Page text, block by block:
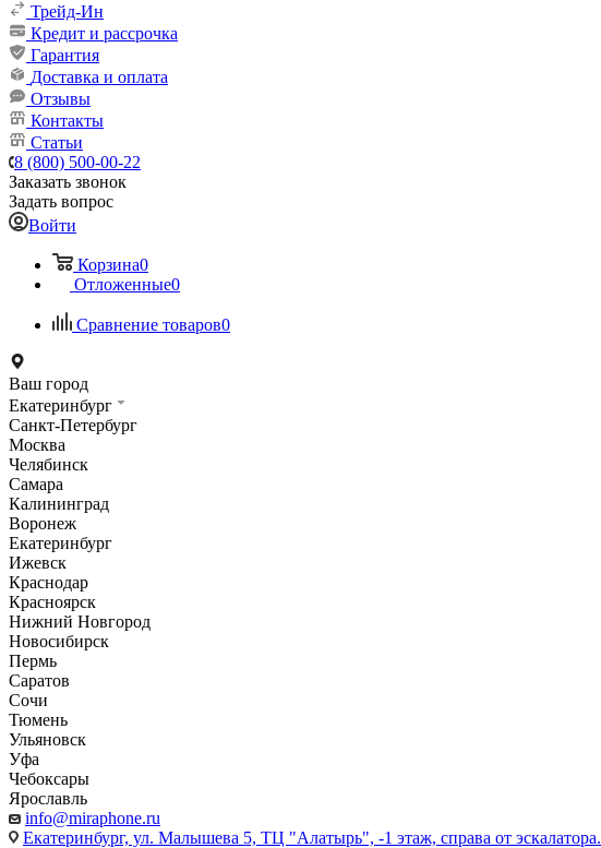
Трейд-Ин
Кредит и рассрочка
Гарантия
Доставка и оплата
Отзывы
Контакты
Статьи
8 (800) 500-00-22
Заказать звонок
Задать вопрос
Войти
Корзина0
Отложенные0
Сравнение товаров0
Ваш город
Екатеринбург
Санкт-Петербург
Москва
Челябинск
Самара
Калининград
Воронеж
Екатеринбург
Ижевск
Краснодар
Красноярск
Нижний Новгород
Новосибирск
Пермь
Саратов
Сочи
Тюмень
Ульяновск
Уфа
Чебоксары
Ярославль
info@miraphone.ru
Екатеринбург, ул. Малышева 5, ТЦ "Алатырь", -1 этаж, справа от эскалатора.